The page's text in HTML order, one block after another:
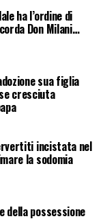
ha l’ordine di
Don Milani…
sua figlia
cresciuta
incistata nel
la sodomia
della possessione